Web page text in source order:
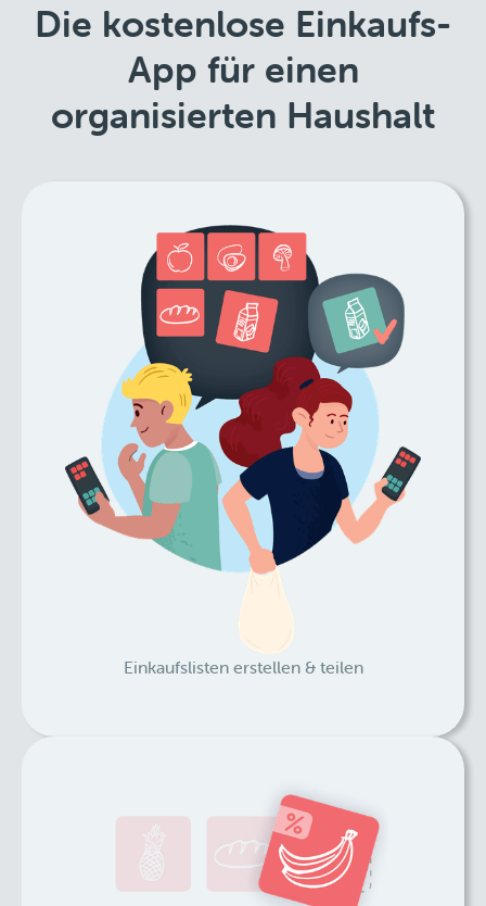
Die kostenlose Einkaufs-
App für einen
organisierten Haushalt
Einkaufslisten erstellen & teilen